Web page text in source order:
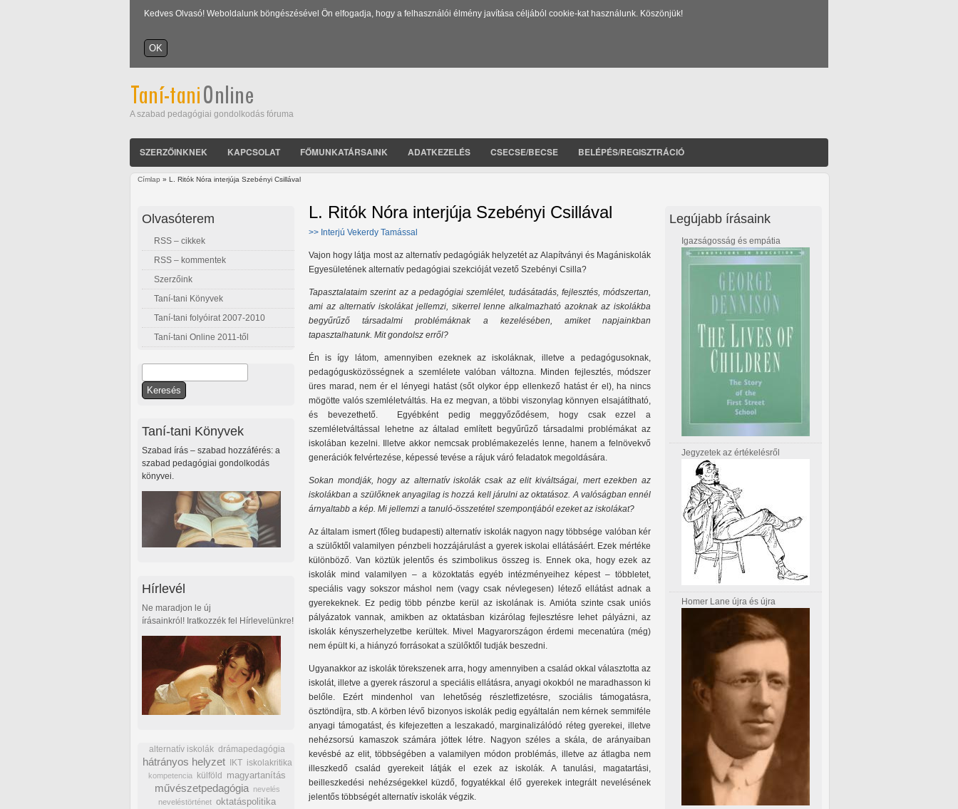
Kedves Olvasó! Weboldalunk böngészésével Ön elfogadja, hogy a felhasználói élmény javítása céljából cookie-kat használunk. Köszönjük!
A szabad pedagógiai gondolkodás fóruma
SZERZŐINKNEK KAPCSOLAT FŐMUNKATÁRSAINK ADATKEZELÉS CSECSE/BECSE BELÉPÉS/REGISZTRÁCIÓ
Címlap » L. Ritók Nóra interjúja Szebényi Csillával
L. Ritók Nóra interjúja Szebényi Csillával
>> Interjú Vekerdy Tamással
Vajon hogy látja most az alternatív pedagógiák helyzetét az Alapítványi és Magániskolák
Egyesületének alternatív pedagógiai szekcióját vezető Szebényi Csilla?
Tapasztalataim szerint az a pedagógiai szemlélet, tudásátadás, fejlesztés, módszertan,
ami az alternatív iskolákat jellemzi, sikerrel lenne alkalmazható azoknak az iskolákba
begyűrűző társadalmi problémáknak a kezelésében, amiket napjainkban
tapasztalhatunk. Mit gondolsz erről?
Én is így látom, amennyiben ezeknek az iskoláknak, illetve a pedagógusoknak,
pedagógusközösségnek a szemlélete valóban változna. Minden fejlesztés, módszer
üres marad, nem ér el lényegi hatást (sőt olykor épp ellenkező hatást ér el), ha nincs
mögötte valós szemléletváltás. Ha ez megvan, a többi viszonylag könnyen elsajátítható,
és bevezethető. Egyébként pedig meggyőződésem, hogy csak ezzel a
szemléletváltással lehetne az általad említett begyűrűző társadalmi problémákat az
iskolában kezelni. Illetve akkor nemcsak problémakezelés lenne, hanem a felnövekvő
generációk felvértezése, képessé tevése a rájuk váró feladatok megoldására.
Sokan mondják, hogy az alternatív iskolák csak az elit kiváltságai, mert ezekben az
iskolákban a szülőknek anyagilag is hozzá kell járulni az oktatásoz. A valóságban ennél
árnyaltabb a kép. Mi jellemzi a tanuló-összetétel szempontjából ezeket az iskolákat?
Az általam ismert (főleg budapesti) alternatív iskolák nagyon nagy többsége valóban kér
a szülőktől valamilyen pénzbeli hozzájárulást a gyerek iskolai ellátásáért. Ezek mértéke
különböző. Van köztük jelentős és szimbolikus összeg is. Ennek oka, hogy ezek az
iskolák mind valamilyen – a közoktatás egyéb intézményeihez képest – többletet,
speciális vagy sokszor máshol nem (vagy csak névlegesen) létező ellátást adnak a
gyerekeknek. Ez pedig több pénzbe kerül az iskolának is. Amióta szinte csak uniós
pályázatok vannak, amikben az oktatásban kizárólag fejlesztésre lehet pályázni, az
iskolák kényszerhelyzetbe kerültek. Mivel Magyarországon érdemi mecenatúra (még)
nem épült ki, a hiányzó forrásokat a szülőktől tudják beszedni.
Ugyanakkor az iskolák törekszenek arra, hogy amennyiben a család okkal választotta az
iskolát, illetve a gyerek rászorul a speciális ellátásra, anyagi okokból ne maradhasson ki
belőle. Ezért mindenhol van lehetőség részletfizetésre, szociális támogatásra,
ösztöndíjra, stb. A körben lévő bizonyos iskolák pedig egyáltalán nem kérnek semmiféle
anyagi támogatást, és kifejezetten a leszakadó, marginalizálódó réteg gyerekei, illetve
nehézsorsú kamaszok számára jöttek létre. Nagyon széles a skála, de arányaiban
kevésbé az elit, többségében a valamilyen módon problémás, illetve az átlagba nem
illeszkedő család gyerekeit látják el ezek az iskolák. A tanulási, magatartási,
beilleszkedési nehézségekkel küzdő, fogyatékkal élő gyerekek integrált nevelésének
jelentős többségét alternatív iskolák végzik.
Olvasóterem
RSS – cikkek
RSS – kommentek
Szerzőink
Taní-tani Könyvek
Taní-tani folyóirat 2007-2010
Taní-tani Online 2011-től
Keresés űrlap
Taní-tani Könyvek
Szabad írás – szabad hozzáférés: a
szabad pedagógiai gondolkodás
könyvei.
Hírlevél
Ne maradjon le új
írásainkról! Iratkozzék fel Hírlevelünkre!
alternatív iskolák drámapedagógia
hátrányos helyzet IKT iskolakritika
kompetencia külföld magyartanítás
művészetpedagógia
nevelés
neveléstörténet oktatáspolitika
Legújabb írásaink
Igazságosság és empátia
Jegyzetek az értékelésről
Homer Lane újra és újra